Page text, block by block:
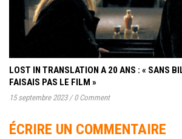
LOST IN TRANSLATION A 20 ANS : « SANS
FAISAIS PAS LE FILM »
15 septembre 2023 / 0 Comment
ÉCRIRE UN COMMENTAIRE